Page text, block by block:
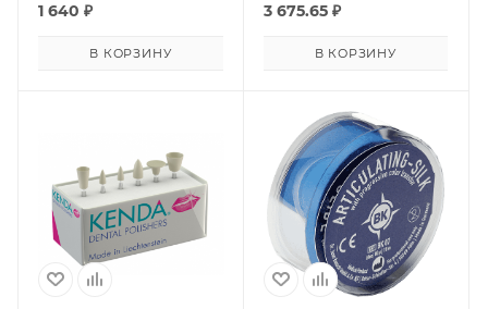
1 640 ₽
В КОРЗИНУ
3 675.65₽
В КОРЗИНУ